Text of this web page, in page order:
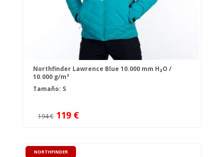
Northfinder Lawrence Blue 10.000 mm H₂O /
10.000 g/m²
Tamaño: S
194 € 119 €
NORTHFINDER